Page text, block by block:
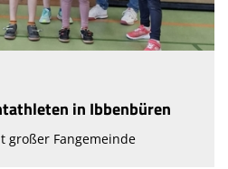
in Ibbenbüren
großer Fangemeinde